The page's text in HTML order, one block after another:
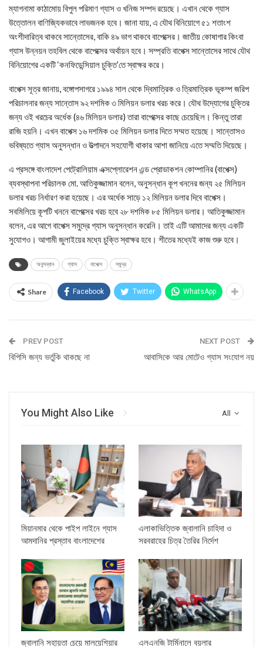
ম্যাগনামা কাঠামোয় বিপুল পরিমাণ গ্যাস ও খনিজ সম্পদ রয়েছে। এখান থেকে গ্যাস
উত্তোলন বাণিজ্যিকভাবে লাভজনক হবে। জানা যায়, এ যৌথ বিনিয়োগে ৫১ শতাংশ
অংশীদারিত্ব থাকবে সান্তোসের, বাকি ৪৯ ভাগ থাকবে বাপেক্সের। জাতীয় কোষাগার কিংবা
গ্যাস উন্নয়ন তহবিল থেকে বাপেক্সের অর্থায়ন হবে। সম্প্রতি বাপেক্স সান্তোসের সাথে যৌথ
বিনিয়োগের একটি ‘কনফিডেন্সিয়াল চুক্তি’তে স্বাক্ষর করে।
বাপেক্স সূত্র জানায়, বঙ্গোপসাগরে ১৯৯৪ সাল থেকে দ্বিমাত্রিক ও ত্রিমাত্রিক ভূকম্প জরিপ
পরিচালনার জন্য সান্তোস ৯২ দশমিক ৩ মিলিয়ন ডলার খরচ করে। যৌথ উদ্যোগের চুক্তির
জন্য ওই খরচের অর্ধেক (৪৬ মিলিয়ন ডলার) তারা বাপেক্সের কাছে চেয়েছিল। কিন্তু তারা
রাজি হয়নি। এখন বাপেক্স ১৬ দশমিক ৩৫ মিলিয়ন ডলার দিতে সম্মত হয়েছে। সান্তোসও
ভবিষ্যতে গ্যাস অনুসন্ধান ও উত্পাদনে সহযোগী থাকার আশা জানিয়ে এতে সম্মতি দিয়েছে।
এ প্রসঙ্গে বাংলাদেশ পেট্রোলিয়াম এক্সপ্লোরেশন এন্ড প্রোডাকশন কোম্পানির (বাপেক্স)
ব্যবস্থাপনা পরিচালক মো. আতিকুজ্জামান বলেন, অনুসন্ধান কূপ খননের জন্য ২৫ মিলিয়ন
ডলার খরচ নির্ধারণ করা হয়েছে। এর অর্ধেক সাড়ে ১২ মিলিয়ন ডলার দিবে বাপেক্স।
সবমিলিয়ে কূপটি খননে বাপেক্সের খরচ হবে ২৮ দশমিক ৮৫ মিলিয়ন ডলার। আতিকুজ্জামান
বলেন, এর আগে বাপেক্স সমুদ্রে গ্যাস অনুসন্ধান করেনি। তাই এটি আমাদের জন্য একটি
সুযোগও। আগামী জুলাইয়ের মধ্যে চুক্তি স্বাক্ষর হবে। শীতের মধ্যেই কাজ শুরু হবে।
অনুসন্ধান গ্যাস বাপেক্স সমুদ্র
Share Facebook Twitter WhatsApp
PREV POST
বিপিসি জন্য ভর্তুকি থাকছে না
NEXT POST
আবাসিকে আর মোটেও গ্যাস সংযোগ নয়
All
You Might Also Like
মিয়ানমার থেকে পাইপ লাইনে গ্যাস
আমদানির প্রস্তাব বাংলাদেশের
এলাকাভিত্তিক জ্বালানি চাহিদা ও
সরবরাহের চিত্র তৈরির নির্দেশ
জ্বালানি সহায়তা চেয়ে মালয়েশিয়ার এলএনজি টার্মিনালে বয়লার